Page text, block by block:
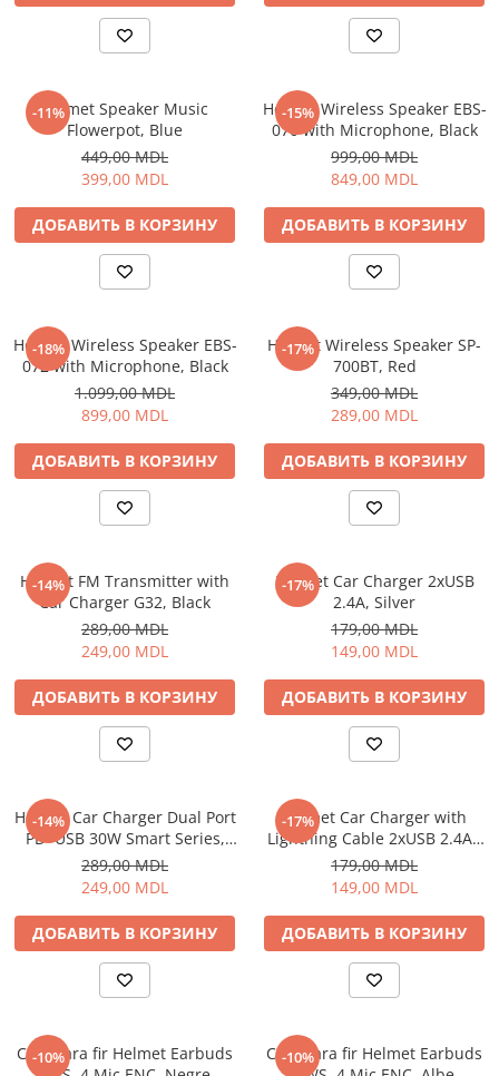
-11%
Helmet Speaker Music
Flowerpot, Blue
449,00 MDL
399,00 MDL
ДОБАВИТЬ В КОРЗИНУ
-15%
Helmet Wireless Speaker EBS-
070 with Microphone, Black
999,00 MDL
849,00 MDL
ДОБАВИТЬ В КОРЗИНУ
-18%
Helmet Wireless Speaker EBS-
072 with Microphone, Black
1.099,00 MDL
899,00 MDL
ДОБАВИТЬ В КОРЗИНУ
-17%
Helmet Wireless Speaker SP-
700BT, Red
349,00 MDL
289,00 MDL
ДОБАВИТЬ В КОРЗИНУ
-14%
Helmet FM Transmitter with
Car Charger G32, Black
289,00 MDL
249,00 MDL
ДОБАВИТЬ В КОРЗИНУ
-17%
Helmet Car Charger 2xUSB
2.4A, Silver
179,00 MDL
149,00 MDL
ДОБАВИТЬ В КОРЗИНУ
-14%
Helmet Car Charger Dual Port
PD+USB 30W Smart Series,
Black
289,00 MDL
249,00 MDL
ДОБАВИТЬ В КОРЗИНУ
-17%
Helmet Car Charger with
Lightning Cable 2xUSB 2.4A ,
Silver
179,00 MDL
149,00 MDL
ДОБАВИТЬ В КОРЗИНУ
-10%
Casti fara fir Helmet Earbuds
-10%
Casti fara fir Helmet Earbuds